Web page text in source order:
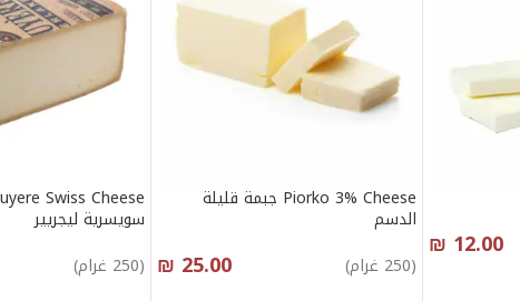
₪ 12.00
Piorko 3% Cheese جبمة قليلة
الدسم
(250 غرام)
₪ 25.00
سويسرية ليجريير
(250 غرام)